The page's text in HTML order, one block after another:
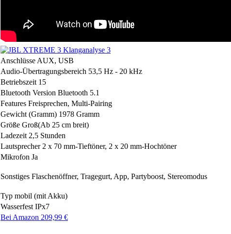
Anschlüsse AUX, USB
Audio-Übertragungsbereich 53,5 Hz - 20 kHz
Betriebszeit 15
Bluetooth Version Bluetooth 5.1
Features Freisprechen, Multi-Pairing
Gewicht (Gramm) 1978 Gramm
Größe Groß(Ab 25 cm breit)
Ladezeit 2,5 Stunden
Lautsprecher2 x 70 mm-Tieftöner, 2 x 20 mm-Hochtöner
Mikrofon Ja
Sonstiges Flaschenöffner, Tragegurt, App, Partyboost, Stereomodus
Typ mobil (mit Akku)
Wasserfest IPx7
Bei Amazon 209,99 €